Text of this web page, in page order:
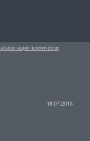
психически
18.07.2013